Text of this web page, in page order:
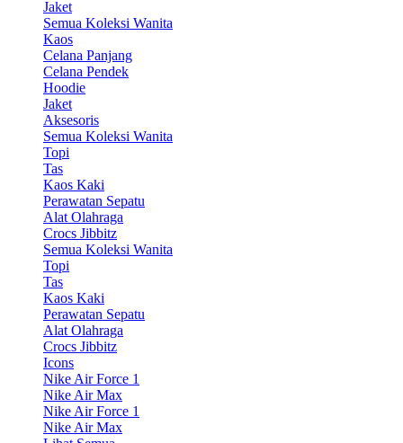
Jaket
Semua Koleksi Wanita
Kaos
Celana Panjang
Celana Pendek
Hoodie
Jaket
Aksesoris
Semua Koleksi Wanita
Topi
Tas
Kaos Kaki
Perawatan Sepatu
Alat Olahraga
Crocs Jibbitz
Semua Koleksi Wanita
Topi
Tas
Kaos Kaki
Perawatan Sepatu
Alat Olahraga
Crocs Jibbitz
Icons
Nike Air Force 1
Nike Air Max
Nike Air Force 1
Nike Air Max